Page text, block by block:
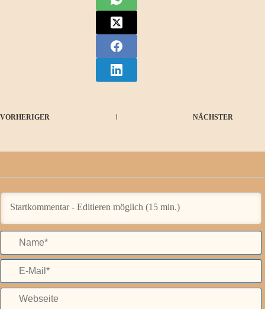
VORHERIGER NÄCHSTER